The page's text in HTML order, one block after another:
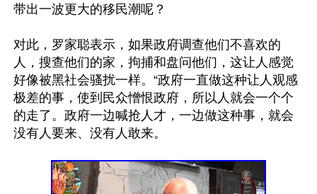
带出一波更大的移民潮呢？
对此，罗家聪表示，如果政府调查他们不喜欢的
人，搜查他们的家，拘捕和盘问他们，这让人感觉
好像被黑社会骚扰一样。“政府一直做这种让人观感
极差的事，使到民众憎恨政府，所以人就会一个个
的走了。政府一边喊抢人才，一边做这种事，就会
没有人要来、没有人敢来。